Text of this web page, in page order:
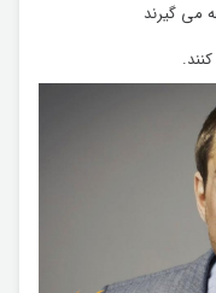
می گیرند